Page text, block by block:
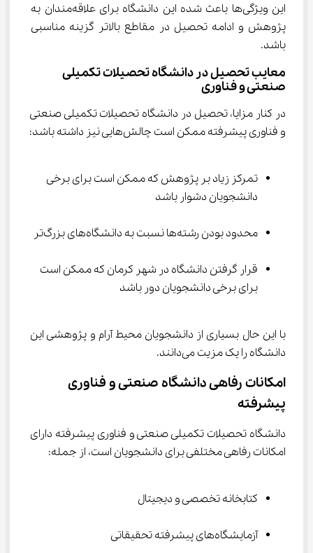
این ویژگی‌ها باعث شده این دانشگاه برای علاقه‌مندان به
پژوهش و ادامه تحصیل در مقاطع بالاتر گزینه مناسبی
باشد.
معایب تحصیل در دانشگاه تحصیلات تکمیلی
صنعتی و فناوری
در کنار مزایا، تحصیل در دانشگاه تحصیلات تکمیلی صنعتی
و فناوری پیشرفته ممکن است چالش‌هایی نیز داشته باشد:
تمرکز زیاد بر پژوهش که ممکن است برای برخی
دانشجویان دشوار باشد
محدود بودن رشته‌ها نسبت به دانشگاه‌های بزرگ‌تر
قرار گرفتن دانشگاه در شهر کرمان که ممکن است
برای برخی دانشجویان دور باشد
با این حال بسیاری از دانشجویان محیط آرام و پژوهشی این
دانشگاه را یک مزیت می‌دانند.
امکانات رفاهی دانشگاه صنعتی و فناوری
پیشرفته
دانشگاه تحصیلات تکمیلی صنعتی و فناوری پیشرفته دارای
امکانات رفاهی مختلفی برای دانشجویان است، از جمله:
کتابخانه تخصصی و دیجیتال
آزمایشگاه‌های پیشرفته تحقیقاتی